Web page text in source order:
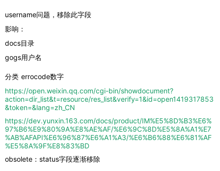
username问题，移除此字段
影响：
docs目录
gogs用户名
分类 errocode数字
https://open.weixin.qq.com/cgi-bin/showdocument?
action=dir_list&t=resource/res_list&verify=1&id=open1419317853
&token=&lang=zh_CN
https://dev.yunxin.163.com/docs/product/IM%E5%8D%B3%E6%
97%B6%E9%80%9A%E8%AE%AF/%E6%9C%8D%E5%8A%A1%E7
%AB%AFAPI%E6%96%87%E6%A1%A3/%E6%B6%88%E6%81%AF
%E5%8A%9F%E8%83%BD
obsolete：status字段逐渐移除